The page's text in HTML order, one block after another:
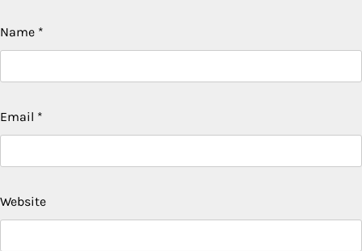
Name *
Email *
Website